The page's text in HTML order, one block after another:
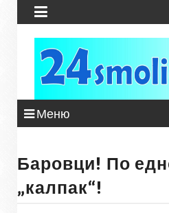

Меню
Баровци! По
„калпак“!